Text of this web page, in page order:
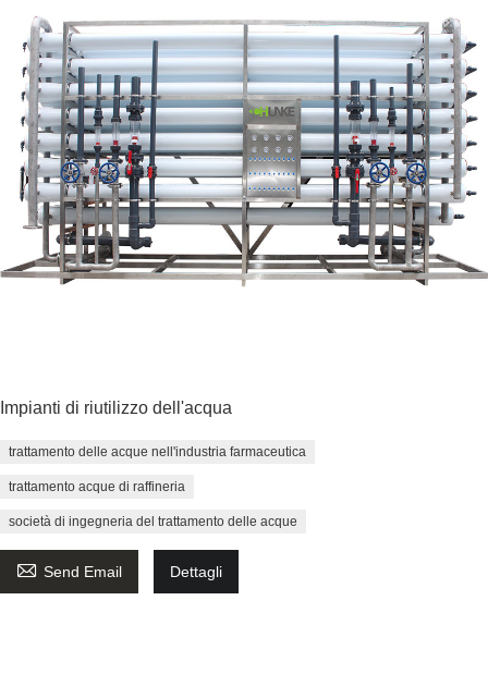
Impianti di riutilizzo dell'acqua
trattamento delle acque nell'industria farmaceutica
trattamento acque di raffineria
società di ingegneria del trattamento delle acque
 Send Email Dettagli